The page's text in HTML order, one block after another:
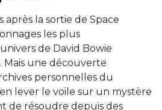
après la sortie de Space
les plus
de David Bowie
Mais une découverte
personnelles du
lever le voile sur un mystère
de résoudre depuis des